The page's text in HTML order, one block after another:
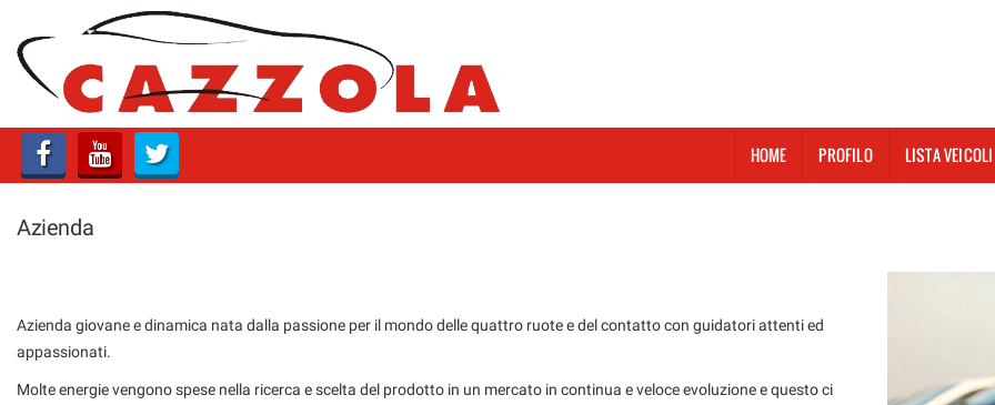
PROFILO
LISTA VEICOLI
SERVIZI
GARANZIA 12 MESI
HOME PROFILO LISTA VEICOLI
Azienda
Azienda giovane e dinamica nata dalla passione per il mondo delle quattro ruote e del contatto con guidatori attenti ed
appassionati.
Molte energie vengono spese nella ricerca e scelta del prodotto in un mercato in continua e veloce evoluzione e questo ci